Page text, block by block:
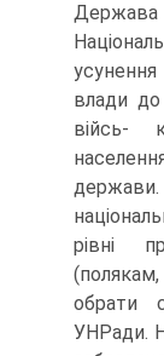
Держава
влади до
війсь-
рівні
обрати
УНРади.